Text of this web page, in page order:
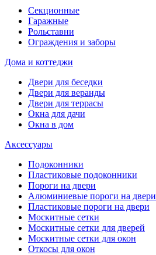
Секционные
Гаражные
Рольставни
Ограждения и заборы
Дома и коттеджи
Двери для беседки
Двери для веранды
Двери для террасы
Окна для дачи
Окна в дом
Аксессуары
Подоконники
Пластиковые подоконники
Пороги на двери
Алюминиевые пороги на двери
Пластиковые пороги на двери
Москитные сетки
Москитные сетки для дверей
Москитные сетки для окон
Откосы для окон